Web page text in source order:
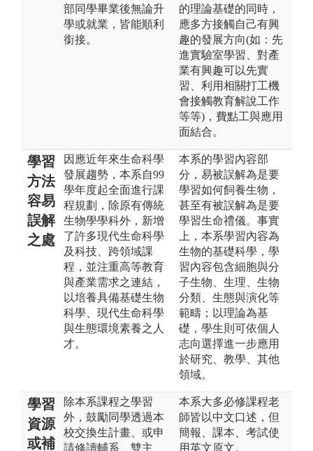
部同學畢業後無論升
學或就業，皆能順利
銜接。
的理論基礎的同時，
應多方接觸自己有興
趣的發展方向(如：先
進實驗室學習、對產
業有興趣可以先實
習、利用相關打工機
會接觸教育解說工作
等等)，費點工與應用
面結合。
學習
方法
容易
誤解
之處
因應近年來生命科學
發展趨勢，本系自99
學年度起全面進行課
程規劃，除原有傳統
生物學學科外，新增
了許多現代生命科學
及科技、跨領域課
程，並注重高等教育
與產業需求之連結，
以培養具備基礎生物
科學、現代生命科學
與生態環境素養之人
才。
本系的學習內容部
分，易被誤解為是要
學習如何飼養生物，
甚至有被誤解為是要
學習生命禮儀。事實
上，本系學習內容為
生物的基礎科學，學
習內容包含細胞與分
子生物、生理、生物
分類、生態與演化等
範疇；以理論為基
礎，學生則可依個人
志向選擇進一步應用
於研究、教學、其他
領域。
學習
資源
或補
除本系課程之學習
外，鼓勵同學透過本
校交換生計畫、或申
請修讀輔系、雙主
本系大多必修課程老
師皆以中文口述，但
簡報、課本、考試使
用英文原文。